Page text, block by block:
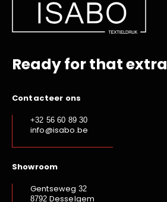
Ready for that extra
Contacteer ons
+32 56 60 89 30
info@isabo.be
Showroom
Gentseweg 32
8792 Desselgem